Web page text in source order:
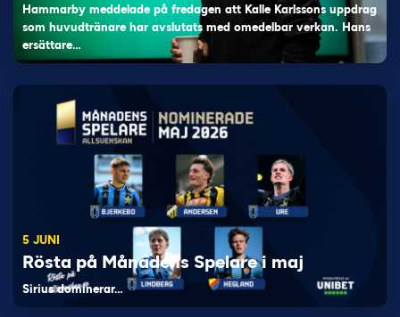
Hammarby meddelade på fredagen att Kalle Karlssons uppdrag
som huvudtränare har avslutats med omedelbar verkan. Hans
ersättare…
5 JUNI
Rösta på Månadens Spelare i maj
Sirius dominerar…